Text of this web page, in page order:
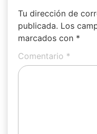
Tu dirección de
publicada. Los
marcados con *
Comentario *